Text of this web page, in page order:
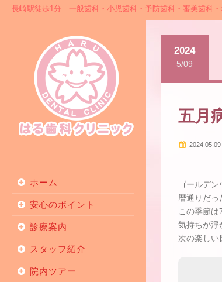
長崎駅徒歩1分｜一般歯科・小児歯科・予防歯科・審美歯科
ホーム
安心のポイント
診療案内
スタッフ紹介
院内ツアー
2024
5/09
五月
2024.05.09
ゴールデン
暦通りだっ
この季節は
気持ちが浮
次の楽しい